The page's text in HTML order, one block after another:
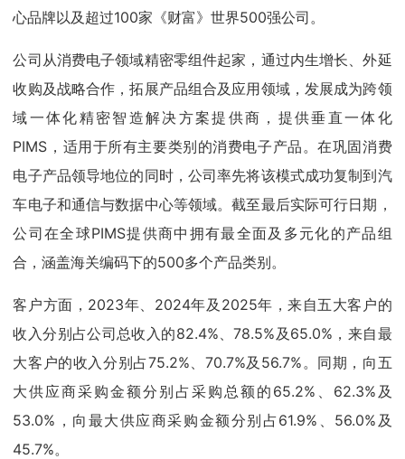
心品牌以及超过100家《财富》世界500强公司。
公司从消费电子领域精密零组件起家，通过内生增长、外延
收购及战略合作，拓展产品组合及应用领域，发展成为跨领
域一体化精密智造解决方案提供商，提供垂直一体化
PIMS，适用于所有主要类别的消费电子产品。在巩固消费
电子产品领导地位的同时，公司率先将该模式成功复制到汽
车电子和通信与数据中心等领域。截至最后实际可行日期，
公司在全球PIMS提供商中拥有最全面及多元化的产品组
合，涵盖海关编码下的500多个产品类别。
客户方面，2023年、2024年及2025年，来自五大客户的
收入分别占公司总收入的82.4%、78.5%及65.0%，来自最
大客户的收入分别占75.2%、70.7%及56.7%。同期，向五
大供应商采购金额分别占采购总额的65.2%、62.3%及
53.0%，向最大供应商采购金额分别占61.9%、56.0%及
45.7%。